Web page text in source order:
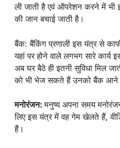
ली जाती है एवं ऑपरेशन करने में भी
की जान बचाई जाती है।
बैंक: बैंकिंग प्रणाली इस यंत्र से
यहां पर होने वाले लगभग सारे कार्य
अब घर बैठे ही इतनी सुविधा मिल
को भी भेज सकते हैं उनको बैंक आने
मनोरंजन:मनुष्य अपना समय
लिए इस यंत्र में वह गेम खेलते हैं,
हैं।